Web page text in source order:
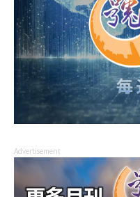
Advertisement